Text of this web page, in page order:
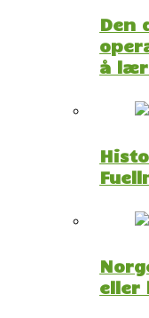
Den
å
eller